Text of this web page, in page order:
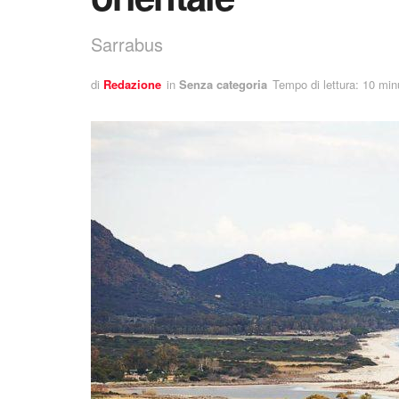
Sarrabus
di Redazione in Senza categoria Tempo di lettura: 10